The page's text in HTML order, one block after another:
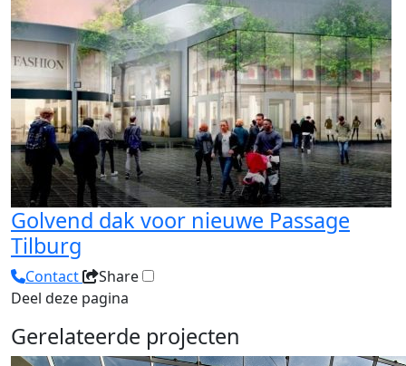
Golvend dak voor nieuwe Passage
Tilburg
Contact
Share
Deel deze pagina
Gerelateerde projecten